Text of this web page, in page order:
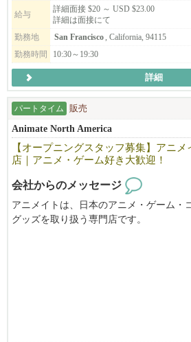
通じて仲間を大切にする。お客様、仲間
を感じ楽しく働けることを目指している
未経験者でも大丈夫です。難しく考える
な技能も要りません。人が好きで、人を
たい方、世界で活躍したい方はぜひチー
アニメやグッズが好きな方、明るく前向
履歴書を usaanimateos950@gmail.com ま
お待ちしております。
給与
詳細面接 $20 ～ USD $23.00
詳細は面接にて
勤務地
San Francisco, California, 94115
勤務時間
10:30～19:30
詳細
パートタイム 販売
Animate North America
【オープニングスタッフ募集】アニ
店｜アニメ・ゲーム好き大歓迎！
会社からのメッセージ
アニメイトは、日本のアニメ・ゲーム・
グッズを取り扱う専門店です。